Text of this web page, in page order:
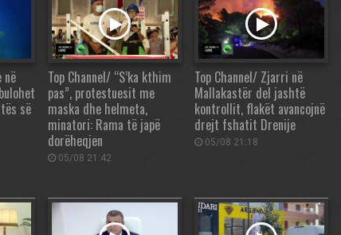
në
së
Top Channel/ “S’ka kthim
pas”, protestuesit me
maska dhe helmeta,
minatori: Rama të japë
dorëheqjen
05/08 21:42
Top Channel/ Zjarri në
Mallakastër del jashtë
kontrollit, flakët avancojnë
drejt fshatit Drenije
05/08 21:18